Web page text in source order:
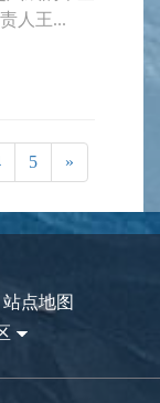
人王...
5 »
站点地图